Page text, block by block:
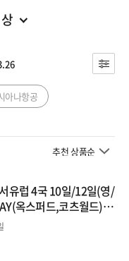
아/돌로미티
아나항공
추천 상품순
럽 4국 10일/12일(영/
옥스퍼드,코츠월드)/
우,루체른)#월드체인포
패스